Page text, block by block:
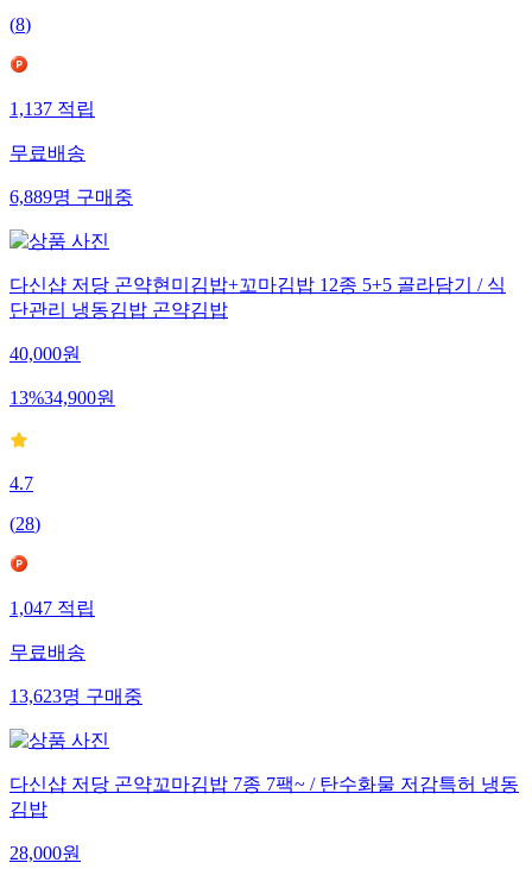
(8)
1,137적립
무료배송
6,889명구매중
다신샵 저당 곤약현미김밥+꼬마김밥 12종 5+5 골라담기 / 식
단관리 냉동김밥 곤약김밥
40,000원
13%34,900원
4.7
(28)
1,047적립
무료배송
13,623명구매중
다신샵 저당 곤약꼬마김밥 7종 7팩~ / 탄수화물 저감특허 냉동
김밥
28,000원